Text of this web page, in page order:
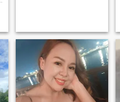
ben, en met wie ik over alles
kan praten.